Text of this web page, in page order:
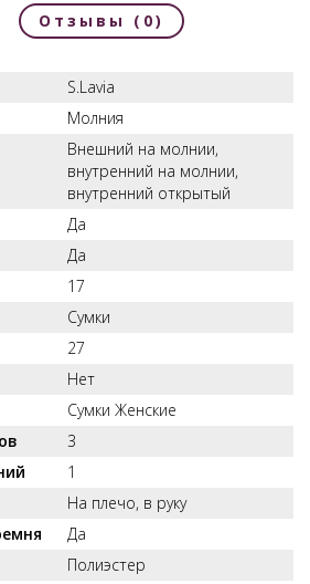
Отзывы (0)
S.Lavia
Молния
Внешний на молнии,
внутренний на молнии,
внутренний открытый
Да
Да
17
Сумки
27
Нет
Сумки Женские
3
1
На плечо, в руку
Да
Полиэстер